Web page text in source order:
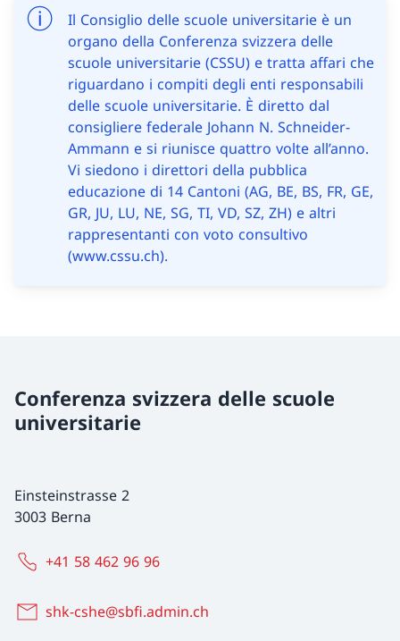
Il Consiglio delle scuole universitarie è un
organo della Conferenza svizzera delle
scuole universitarie (CSSU) e tratta affari che
riguardano i compiti degli enti responsabili
delle scuole universitarie. È diretto dal
consigliere federale Johann N. Schneider-
Ammann e si riunisce quattro volte all’anno.
Vi siedono i direttori della pubblica
educazione di 14 Cantoni (AG, BE, BS, FR, GE,
GR, JU, LU, NE, SG, TI, VD, SZ, ZH) e altri
rappresentanti con voto consultivo
(www.cssu.ch).
Conferenza svizzera delle scuole
universitarie
Einsteinstrasse 2
3003 Berna
+41 58 462 96 96
shk-cshe@sbfi.admin.ch